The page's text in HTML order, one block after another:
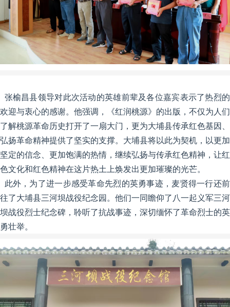
张榆昌县领导对此次活动的英雄前辈及各位嘉宾表示了热烈的
欢迎与衷心的感谢。他强调，《红润桃源》的出版，不仅为人们
了解桃源革命历史打开了一扇大门，更为大埔县传承红色基因、
弘扬革命精神提供了坚实的支撑。大埔县将以此为契机，以更加
坚定的信念、更加饱满的热情，继续弘扬与传承红色精神，让红
色文化和红色精神在这片热土上焕发出更加璀璨的光芒。
此外，为了进一步感受革命先烈的英勇事迹，麦贤得一行还前
往了大埔县三河坝战役纪念园。他们一同瞻仰了八一起义军三河
坝战役烈士纪念碑，聆听了抗战事迹，深切缅怀了革命烈士的英
勇壮举。